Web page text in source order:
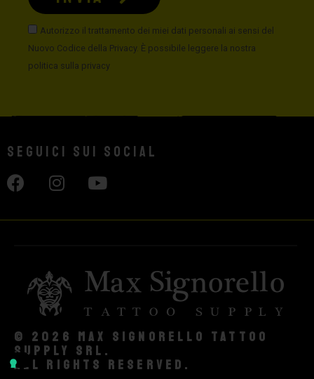
Autorizzo il trattamento dei miei dati personali ai sensi del
Nuovo Codice della Privacy. È possibile leggere la nostra
politica sulla privacy
Seguici sui social
© 2026 Max Signorello Tattoo
supply srl.
All rights reserved.